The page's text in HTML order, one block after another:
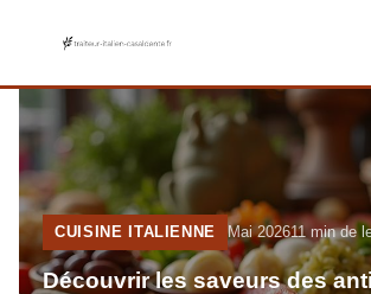
CUISINE ITALIENNE Mai 202611 min de
Découvrir les saveurs des